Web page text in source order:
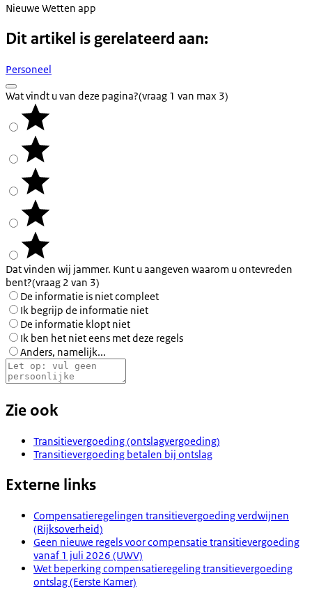
Nieuwe Wetten app
Dit artikel is gerelateerd aan:
Personeel
Wat vindt u van deze pagina?(vraag 1 van max 3)
Dat vinden wij jammer. Kunt u aangeven waarom u ontevreden
bent?(vraag 2 van 3)
De informatie is niet compleet
Ik begrijp de informatie niet
De informatie klopt niet
Ik ben het niet eens met deze regels
Anders, namelijk...
Zie ook
Transitievergoeding (ontslagvergoeding)
Transitievergoeding betalen bij ontslag
Externe links
Compensatieregelingen transitievergoeding verdwijnen
(Rijksoverheid)
Geen nieuwe regels voor compensatie transitievergoeding
vanaf 1 juli 2026 (UWV)
Wet beperking compensatieregeling transitievergoeding
ontslag (Eerste Kamer)